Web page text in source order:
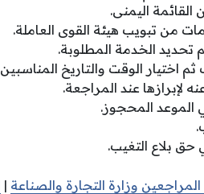
اليمنى.
من تبويب هيئة القوى العاملة.
تحديد الخدمة المطلوبة.
اختيار الوقت والتاريخ
لإبرازها عند المراجعة.
الموعد المحجوز.
حق بلاع التغيب.
وزارة التجارة والصناعة |